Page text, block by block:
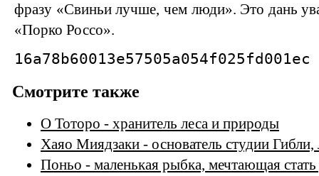
фразу «Свиньи лучше, чем люди». Это дань
«Порко Россо».
16a78b60013e57505a054f025fd001ec
Смотрите также
О Тоторо - хранитель леса и природы
Хаяо Миядзаки - основатель студии Гибли,
Поньо - маленькая рыбка, мечтающая стать